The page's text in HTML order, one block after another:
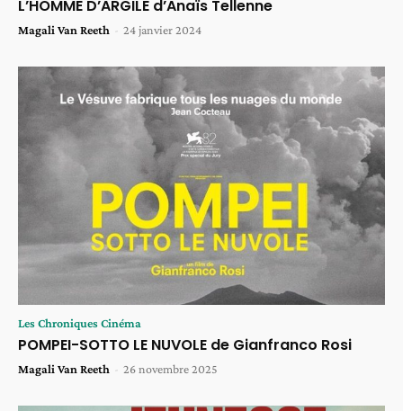
L’HOMME D’ARGILE d’Anaïs Tellenne
Magali Van Reeth - 24 janvier 2024
Les Chroniques Cinéma
POMPEI-SOTTO LE NUVOLE de Gianfranco Rosi
Magali Van Reeth - 26 novembre 2025